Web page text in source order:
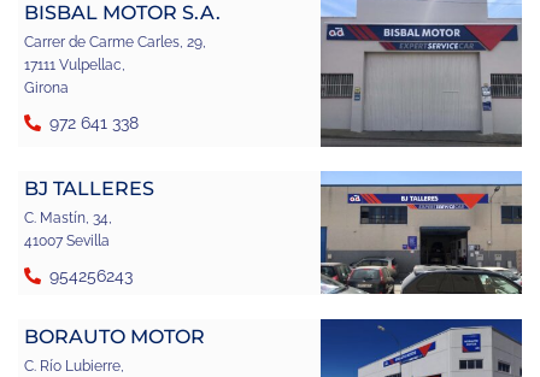
BISBAL MOTOR S.A.
Carrer de Carme Carles, 29,
17111 Vulpellac,
Girona
972 641 338
BJ TALLERES
C. Mastín, 34,
41007 Sevilla
954256243
BORAUTO MOTOR
C. Río Lubierre,